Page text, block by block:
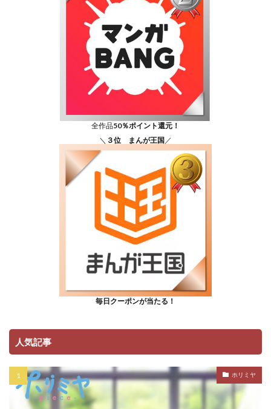
全作品50％ポイント還元！
＼ ３位 まんが王国 ／
毎日クーポンが当たる！
人気記事
ホリミヤ